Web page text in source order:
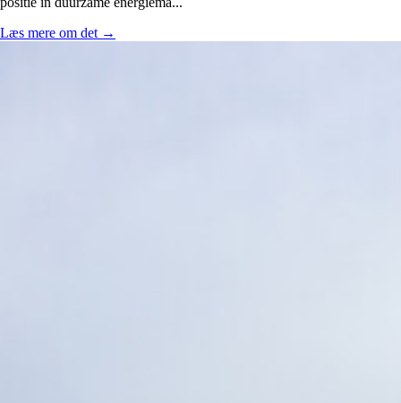
Læs mere om det →